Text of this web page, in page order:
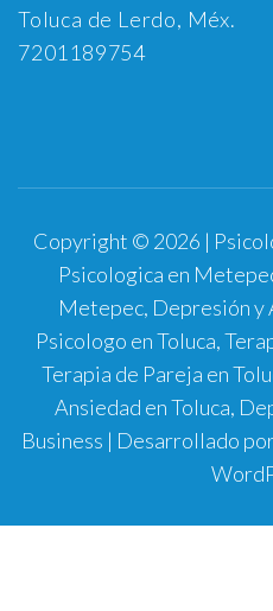
Toluca de Lerdo, Méx.
7201189754
Copyright © 2026 |
Psicologica en
Metepec, Depresión y
Psicologo en Toluca,
Terapia de Pareja en
Ansiedad en Toluca,
Business | Desarrollado